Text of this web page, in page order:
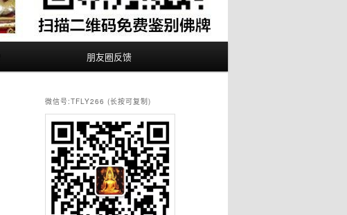
朋友圈反馈
微信号:TFLY266 (长按可复制)